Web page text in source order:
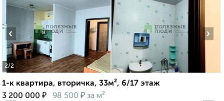
2/2
‹ ›
1-к квартира, вторичка, 33м², 6/17 этаж
3 200 000 ₽ 98 500 ₽ за м²